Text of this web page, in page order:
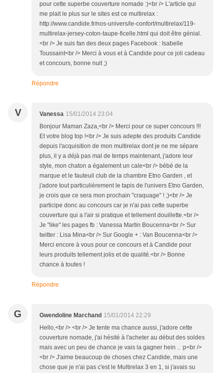
pour cette superbe couverture nomade :)<br /> L'article qui
me plait le plus sur le sites est ce multirelax :
http://www.candide.fr/nos-univers/le-confort/multirelax/119-
multirelax-jersey-coton-taupe-ficelle.html qui doit être génial.
<br /> Je suis fan des deux pages Facebook : Isabelle
Toussaint<br /> Merci à vous et à Candide pour ce joli cadeau
et concours, bonne nuit ;)
Répondre
V Vanessa 15/01/2014 23:04
Bonjour Maman Zaza,<br /> Merci pour ce super concours !!!
Et votre blog top !<br /> Je suis adepte des produits Candide
depuis l'acquisition de mon multirelax dont je ne me sépare
plus, il y a déjà pas mal de temps maintenant, j'adore leur
style, mon chaton a également un cale<br /> bébé de la
marque et le fauteuil club de la chambre Etno Garden , et
j'adore tout particulièrement le tapis de l'univers Etno Garden,
je crois que ce sera mon prochain "craquage" ! ;)<br /> Je
participe donc au concours car je n'ai pas cette superbe
couverture qui a l'air si pratique et tellement douillette.<br />
Je "like" les pages fb : Vanessa Martin Boucenna<br /> Sur
twitter : Lisa Mina<br /> Sur Google + : Van Boucenna<br />
Merci encore à vous pour ce concours et à Candide pour
leurs produits tellement jolis et de qualité.<br /> Bonne
chance à toutes !
Répondre
G Gwendoline Marchand 15/01/2014 22:29
Hello,<br /> <br /> Je tente ma chance aussi, j'adore cette
couverture nomade, j'ai hésité à l'acheter au début des soldes
mais avec un peu de chance je vais la gagner hein .. :p<br />
<br /> J'aime beaucoup de choses chez Candide, mais une
chose que je n'ai pas c'est le Multirelax 3 en 1, si j'avais su